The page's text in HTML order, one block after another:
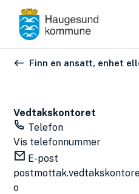
Du er her:
Finn en ansatt, enhet
Vedtakskontoret
Telefon
Vis telefonnummer
E-post
o